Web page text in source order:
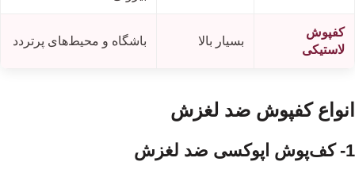
کفپوش
لاستیکی
بسیار بالا باشگاه و محیط‌های پرتردد
انواع کفپوش ضد لغزش
1- کف‌پوش اپوکسی ضد لغزش